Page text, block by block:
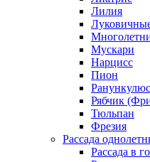
Лилия
Мускари
Нарцисс
Пион
Ранункулюс
Рябчик
Тюльпан
Фрезия
Рассада
Рассада в